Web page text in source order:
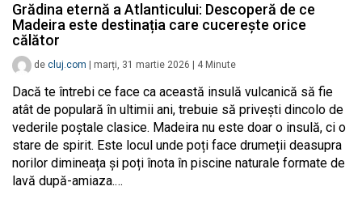
Grădina eternă a Atlanticului: Descoperă de ce
Madeira este destinația care cucerește orice
călător
de cluj.com marți, 31 martie 2026 4 Minute
Dacă te întrebi ce face ca această insulă vulcanică să fie
atât de populară în ultimii ani, trebuie să privești dincolo de
vederile poștale clasice. Madeira nu este doar o insulă, ci o
stare de spirit. Este locul unde poți face drumeții deasupra
norilor dimineața și poți înota în piscine naturale formate de
lavă după-amiaza.…